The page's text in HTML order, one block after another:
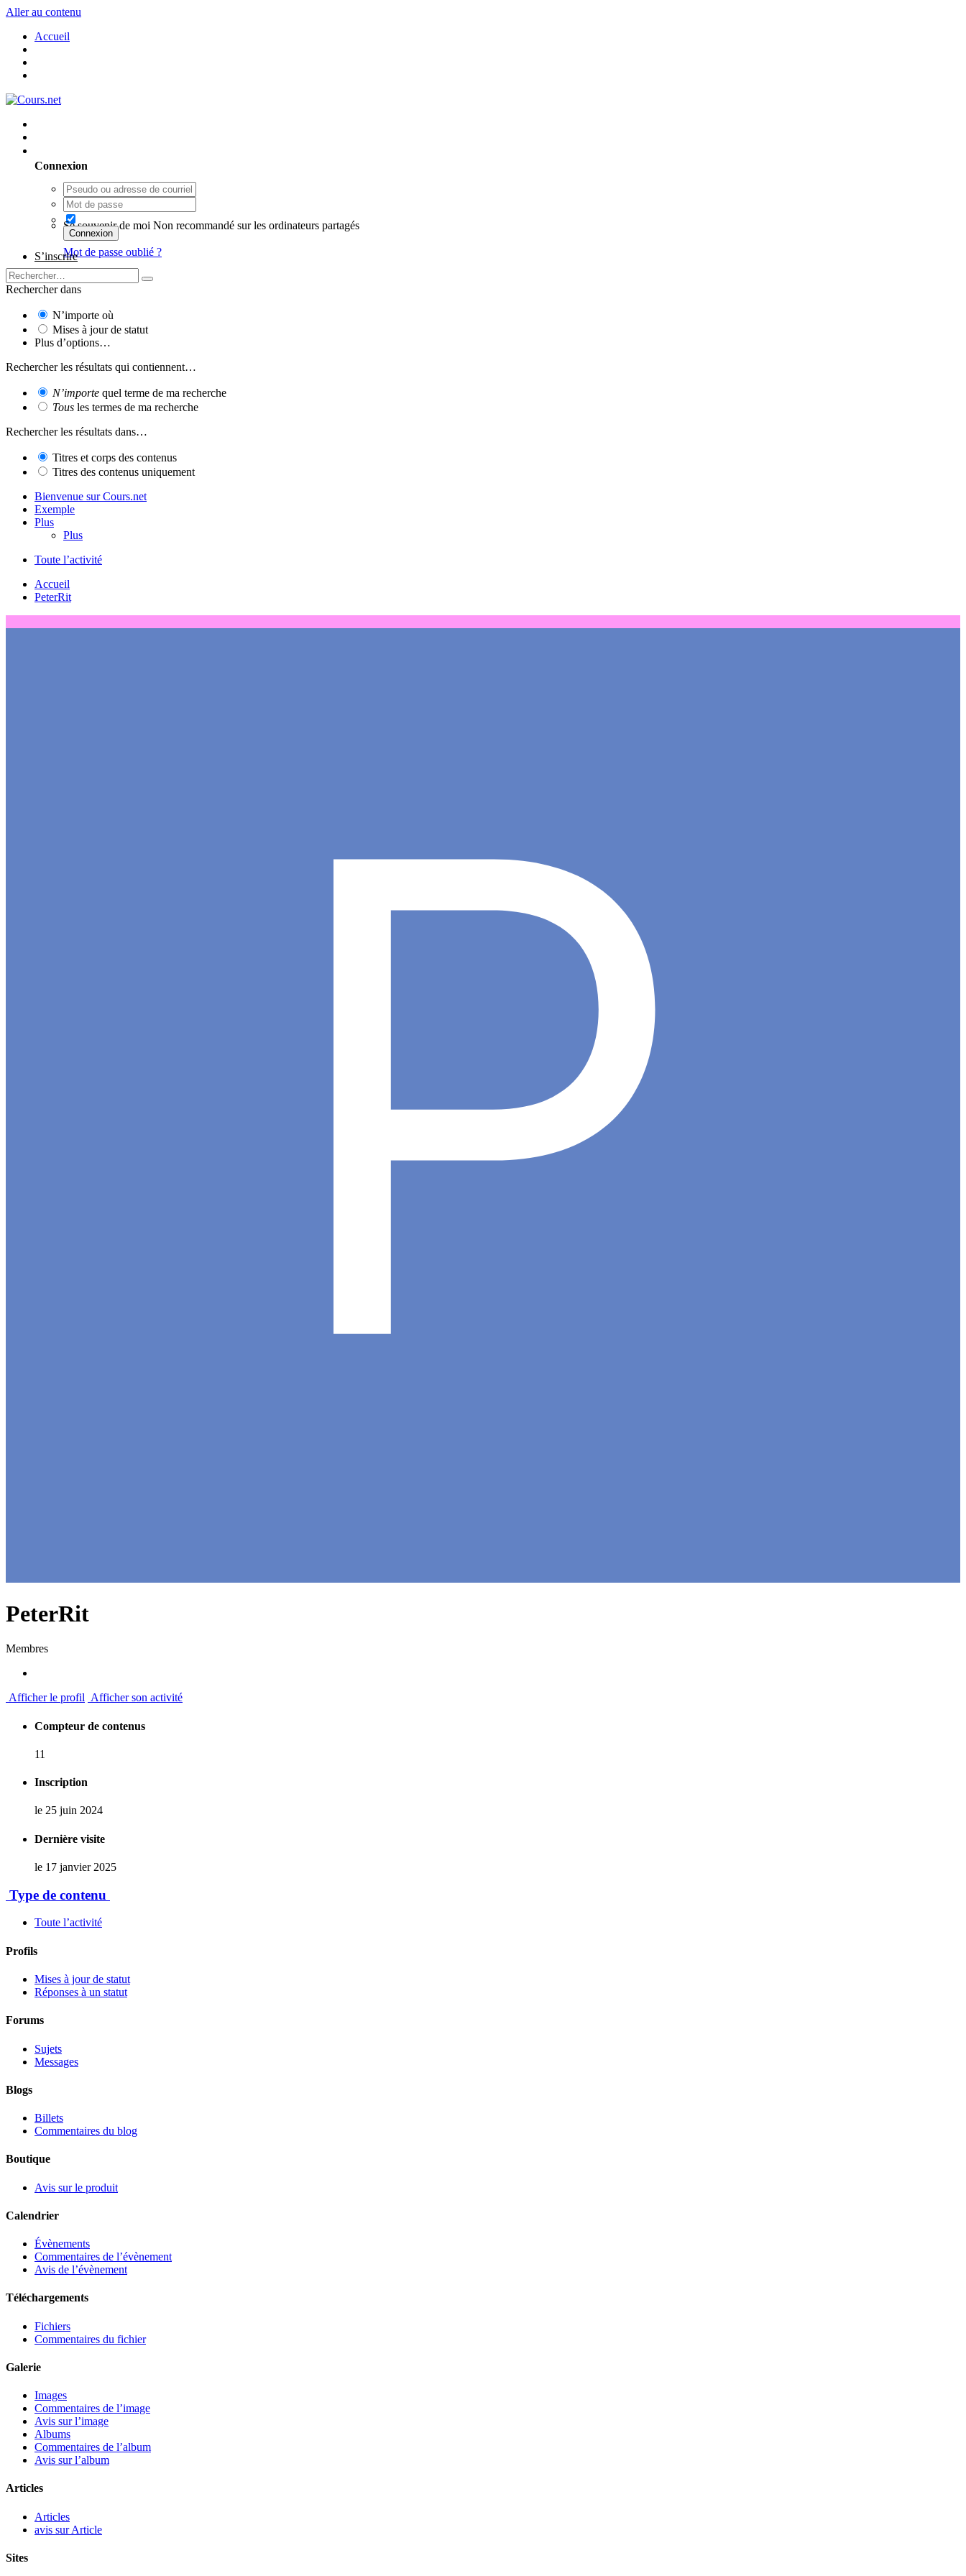
Aller au contenu
Accueil
Connexion
Se souvenir de moi Non recommandé sur les ordinateurs partagés
Connexion
Mot de passe oublié ?
S’inscrire
Rechercher dans
N’importe où
Mises à jour de statut
Plus d’options…
Rechercher les résultats qui contiennent…
N’importe quel terme de ma recherche
Tous les termes de ma recherche
Rechercher les résultats dans…
Titres et corps des contenus
Titres des contenus uniquement
Bienvenue sur Cours.net
Exemple
Plus
Plus
Toute l’activité
Accueil
PeterRit
PeterRit
Membres
Afficher le profil Afficher son activité
Compteur de contenus
11
Inscription
le 25 juin 2024
Dernière visite
le 17 janvier 2025
Type de contenu
Toute l’activité
Profils
Mises à jour de statut
Réponses à un statut
Forums
Sujets
Messages
Blogs
Billets
Commentaires du blog
Boutique
Avis sur le produit
Calendrier
Évènements
Commentaires de l’évènement
Avis de l’évènement
Téléchargements
Fichiers
Commentaires du fichier
Galerie
Images
Commentaires de l’image
Avis sur l’image
Albums
Commentaires de l’album
Avis sur l’album
Articles
Articles
avis sur Article
Sites